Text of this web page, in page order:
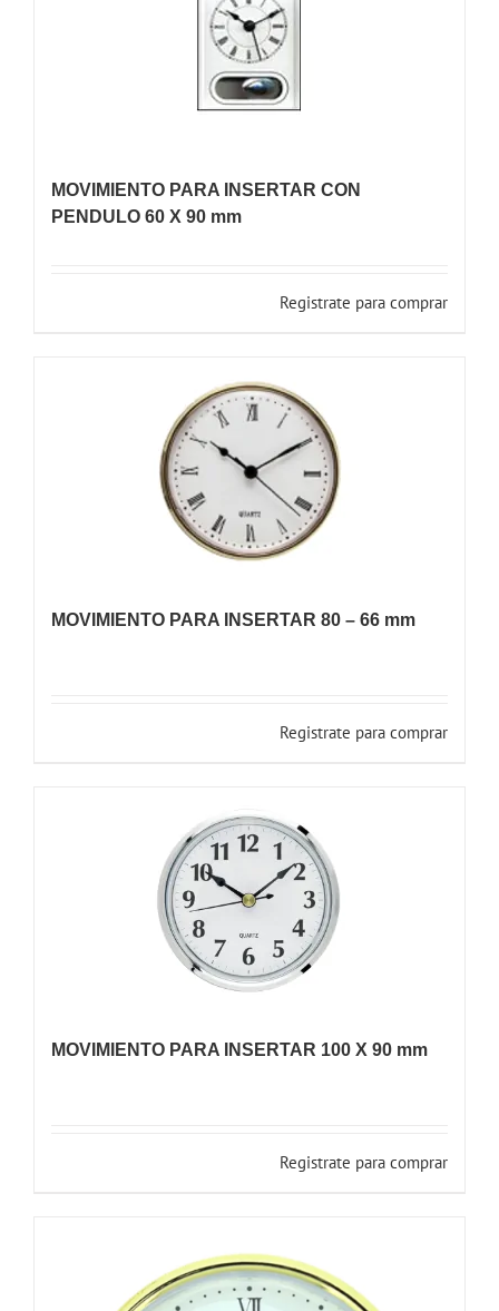
MOVIMIENTO PARA INSERTAR CON
PENDULO 60 X 90 mm
Registrate para comprar
MOVIMIENTO PARA INSERTAR 80 – 66 mm
Registrate para comprar
MOVIMIENTO PARA INSERTAR 100 X 90 mm
Registrate para comprar